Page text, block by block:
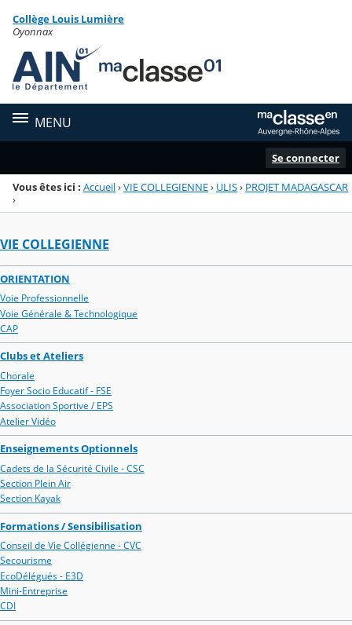
Menu de la rubrique
Contenu
Collège Louis Lumière
Oyonnax
MENU
Se connecter
Vous êtes ici : Accueil›VIE COLLEGIENNE› ULIS› PROJET MADAGASCAR
›
VIE COLLEGIENNE
ORIENTATION
Voie Professionnelle
Voie Générale & Technologique
CAP
Clubs et Ateliers
Chorale
Foyer Socio Educatif - FSE
Association Sportive / EPS
Atelier Vidéo
Enseignements Optionnels
Cadets de la Sécurité Civile - CSC
Section Plein Air
Section Kayak
Formations / Sensibilisation
Conseil de Vie Collégienne - CVC
Secourisme
EcoDélégués - E3D
Mini-Entreprise
CDI